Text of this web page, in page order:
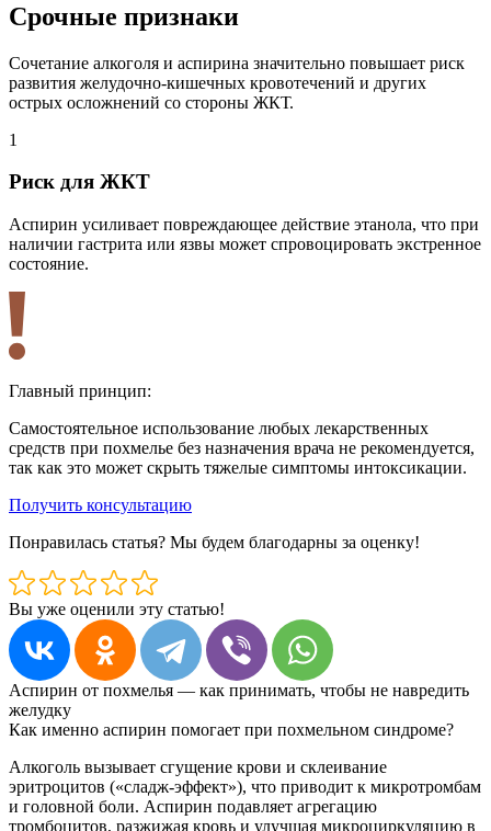
Срочные признаки
Сочетание алкоголя и аспирина значительно повышает риск
развития желудочно-кишечных кровотечений и других
острых осложнений со стороны ЖКТ.
1
Риск для ЖКТ
Аспирин усиливает повреждающее действие этанола, что при
наличии гастрита или язвы может спровоцировать экстренное
состояние.
Главный принцип:
Самостоятельное использование любых лекарственных
средств при похмелье без назначения врача не рекомендуется,
так как это может скрыть тяжелые симптомы интоксикации.
Получить консультацию
Понравилась статья? Мы будем благодарны за оценку!
Вы уже оценили эту статью!
Аспирин от похмелья — как принимать, чтобы не навредить
желудку
Как именно аспирин помогает при похмельном синдроме?
Алкоголь вызывает сгущение крови и склеивание
эритроцитов («сладж-эффект»), что приводит к микротромбам
и головной боли. Аспирин подавляет агрегацию
тромбоцитов, разжижая кровь и улучшая микроциркуляцию в